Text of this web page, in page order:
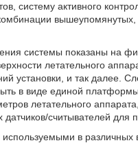
систему активного
системы показаны на
летательного
установки, и так далее.
в виде единой
летательного
считывателей для
в